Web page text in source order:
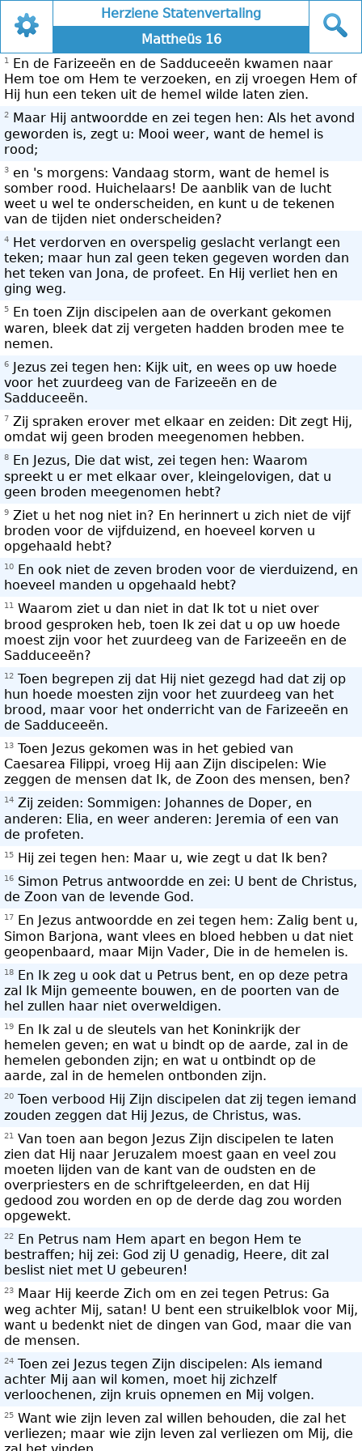
1
En de Farizeeën en de Sadduceeën kwamen naar
Hem toe om Hem te verzoeken, en zij vroegen Hem of
Hij hun een teken uit de hemel wilde laten zien.
2
Maar Hij antwoordde en zei tegen hen: Als het avond
geworden is, zegt u: Mooi weer, want de hemel is
rood;
3 en 's morgens: Vandaag storm, want de hemel is
somber rood. Huichelaars! De aanblik van de lucht
weet u wel te onderscheiden, en kunt u de tekenen
van de tijden niet onderscheiden?
4
Het verdorven en overspelig geslacht verlangt een
teken; maar hun zal geen teken gegeven worden dan
het teken van Jona, de profeet. En Hij verliet hen en
ging weg.
5
En toen Zijn discipelen aan de overkant gekomen
waren, bleek dat zij vergeten hadden broden mee te
nemen.
6 Jezus zei tegen hen: Kijk uit, en wees op uw hoede
voor het zuurdeeg van de Farizeeën en de
Sadduceeën.
7 Zij spraken erover met elkaar en zeiden: Dit zegt Hij,
omdat wij geen broden meegenomen hebben.
8
En Jezus, Die dat wist, zei tegen hen: Waarom
spreekt u er met elkaar over, kleingelovigen, dat u
geen broden meegenomen hebt?
9 Ziet u het nog niet in? En herinnert u zich niet de vijf
broden voor de vijfduizend, en hoeveel korven u
opgehaald hebt?
10
En ook niet de zeven broden voor de vierduizend, en
hoeveel manden u opgehaald hebt?
11 Waarom ziet u dan niet in dat Ik tot u niet over
brood gesproken heb, toen Ik zei dat u op uw hoede
moest zijn voor het zuurdeeg van de Farizeeën en de
Sadduceeën?
12 Toen begrepen zij dat Hij niet gezegd had dat zij op
hun hoede moesten zijn voor het zuurdeeg van het
brood, maar voor het onderricht van de Farizeeën en
de Sadduceeën.
13 Toen Jezus gekomen was in het gebied van
Caesarea Filippi, vroeg Hij aan Zijn discipelen: Wie
zeggen de mensen dat Ik, de Zoon des mensen, ben?
14 Zij zeiden: Sommigen: Johannes de Doper, en
anderen: Elia, en weer anderen: Jeremia of een van
de profeten.
15 Hij zei tegen hen: Maar u, wie zegt u dat Ik ben?
16 Simon Petrus antwoordde en zei: U bent de Christus,
de Zoon van de levende God.
17
En Jezus antwoordde en zei tegen hem: Zalig bent u,
Simon Barjona, want vlees en bloed hebben u dat niet
geopenbaard, maar Mijn Vader, Die in de hemelen is.
18 En Ik zeg u ook dat u Petrus bent, en op deze petra
zal Ik Mijn gemeente bouwen, en de poorten van de
hel zullen haar niet overweldigen.
19
En Ik zal u de sleutels van het Koninkrijk der
hemelen geven; en wat u bindt op de aarde, zal in de
hemelen gebonden zijn; en wat u ontbindt op de
aarde, zal in de hemelen ontbonden zijn.
20 Toen verbood Hij Zijn discipelen dat zij tegen iemand
zouden zeggen dat Hij Jezus, de Christus, was.
21
Van toen aan begon Jezus Zijn discipelen te laten
zien dat Hij naar Jeruzalem moest gaan en veel zou
moeten lijden van de kant van de oudsten en de
overpriesters en de schriftgeleerden, en dat Hij
gedood zou worden en op de derde dag zou worden
opgewekt.
22
En Petrus nam Hem apart en begon Hem te
bestraffen; hij zei: God zij U genadig, Heere, dit zal
beslist niet met U gebeuren!
23
Maar Hij keerde Zich om en zei tegen Petrus: Ga
weg achter Mij, satan! U bent een struikelblok voor Mij,
want u bedenkt niet de dingen van God, maar die van
de mensen.
24 Toen zei Jezus tegen Zijn discipelen: Als iemand
achter Mij aan wil komen, moet hij zichzelf
verloochenen, zijn kruis opnemen en Mij volgen.
25 Want wie zijn leven zal willen behouden, die zal het
verliezen; maar wie zijn leven zal verliezen om Mij, die
Herziene Statenvertaling
Mattheüs 16